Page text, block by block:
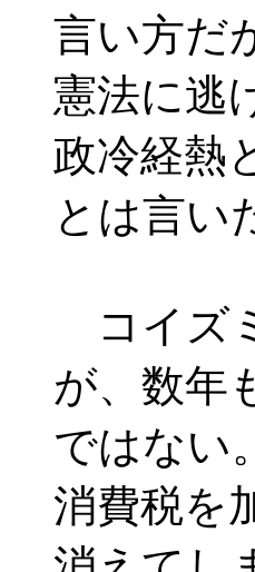
言い方だ
憲法に逃
政冷経熱
とは言い
コイズ
が、数年
ではない
消費税を